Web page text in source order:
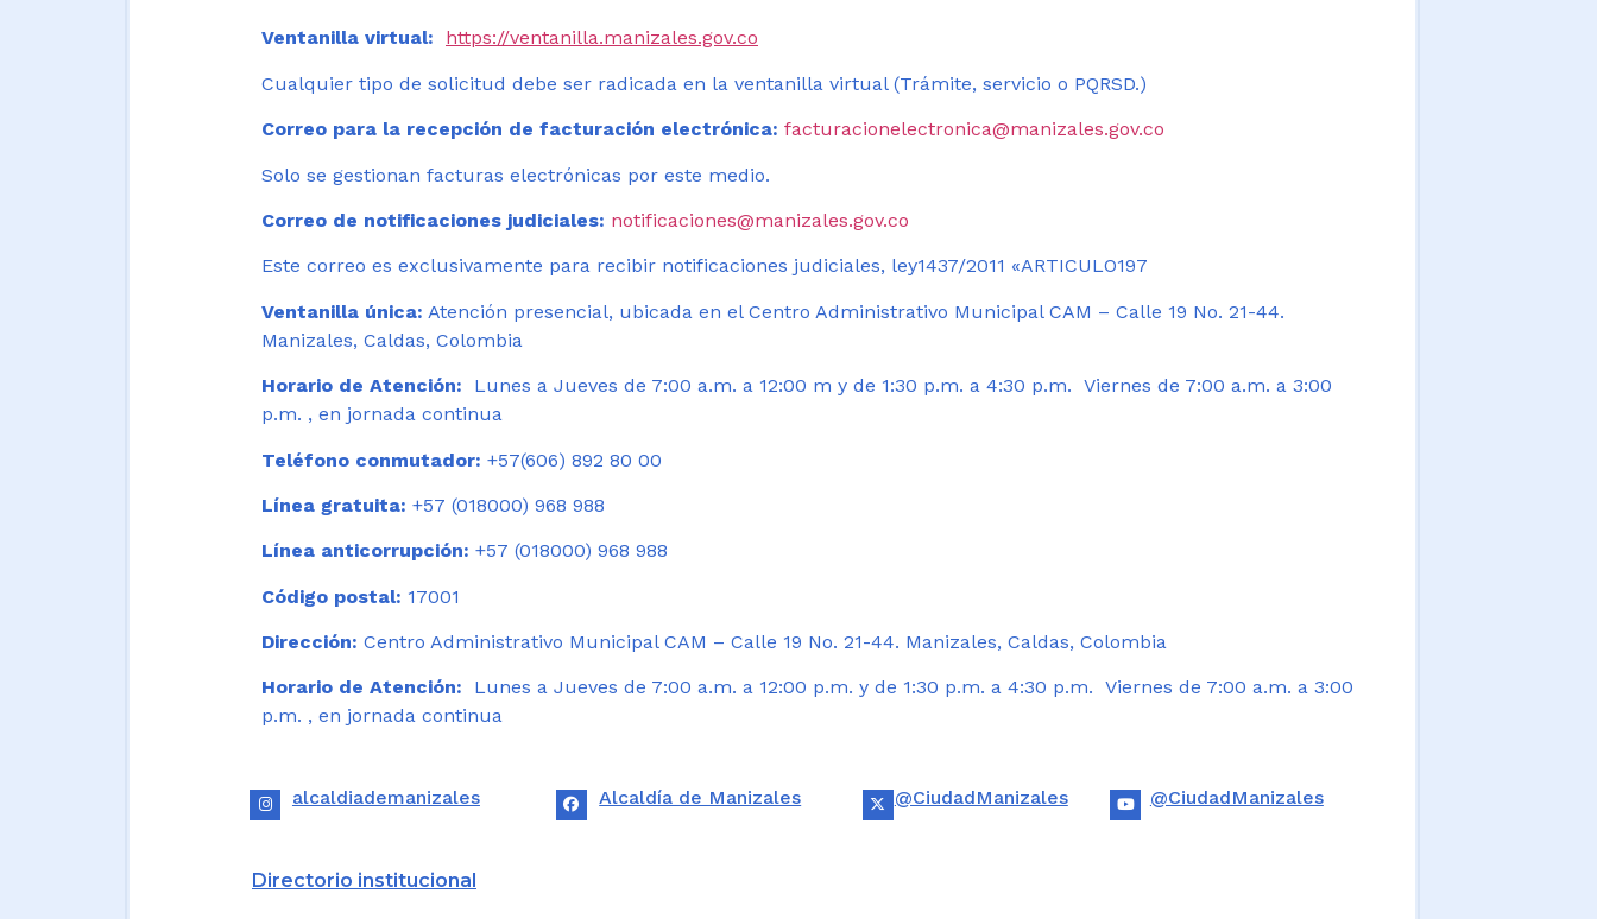
Ventanilla virtual: https://ventanilla.manizales.gov.co
Cualquier tipo de solicitud debe ser radicada en la ventanilla virtual (Trámite, servicio o PQRSD.)
Correo para la recepción de facturación electrónica: facturacionelectronica@manizales.gov.co
Solo se gestionan facturas electrónicas por este medio.
Correo de notificaciones judiciales: notificaciones@manizales.gov.co
Este correo es exclusivamente para recibir notificaciones judiciales, ley1437/2011 «ARTICULO197
Ventanilla única: Atención presencial, ubicada en el Centro Administrativo Municipal CAM – Calle 19 No. 21-44.
Manizales, Caldas, Colombia
Horario de Atención:
Lunes a Jueves de 7:00 a.m. a 12:00 m y de 1:30 p.m. a 4:30 p.m. Viernes de 7:00 a.m. a 3:00
p.m. , en jornada continua
Teléfono conmutador: +57(606) 892 80 00
Línea gratuita: +57 (018000) 968 988
Línea anticorrupción: +57 (018000) 968 988
Código postal: 17001
Dirección: Centro Administrativo Municipal CAM – Calle 19 No. 21-44. Manizales, Caldas, Colombia
Horario de Atención: Lunes a Jueves de 7:00 a.m. a 12:00 p.m. y de 1:30 p.m. a 4:30 p.m. Viernes de 7:00 a.m. a 3:00
p.m. , en jornada continua
alcaldiademanizales Alcaldía de Manizales @CiudadManizales @CiudadManizales
Directorio institucional